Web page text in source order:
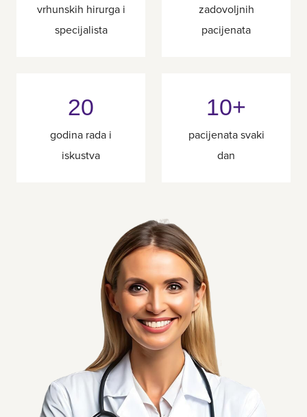
vrhunskih hirurga i
specijalista
zadovoljnih
pacijenata
20
godina rada i
iskustva
10+
pacijenata svaki
dan